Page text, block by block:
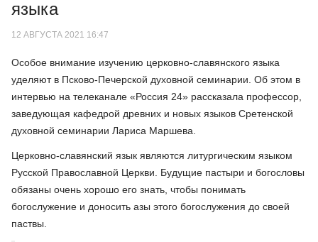
языка
12 АВГУСТА 2021 16:47
Особое внимание изучению церковно-славянского языка
уделяют в Псково-Печерской духовной семинарии. Об этом в
интервью на телеканале «Россия 24» рассказала профессор,
заведующая кафедрой древних и новых языков Сретенской
духовной семинарии Лариса Маршева.
Церковно-славянский язык являются литургическим языком
Русской Православной Церкви. Будущие пастыри и богословы
обязаны очень хорошо его знать, чтобы понимать
богослужение и доносить азы этого богослужения до своей
паствы.